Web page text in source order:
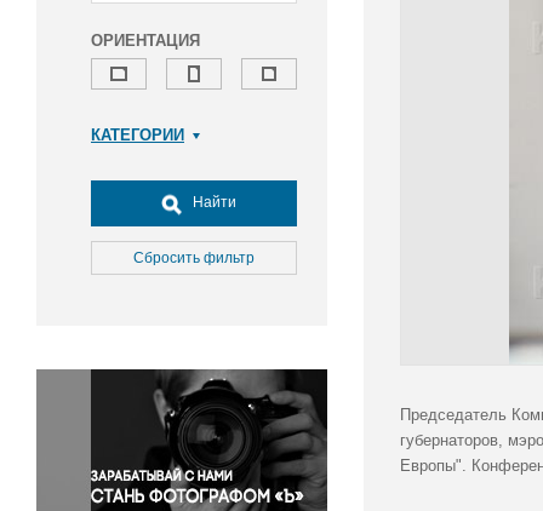
ОРИЕНТАЦИЯ
КАТЕГОРИИ
Досуг, туризм и отдых
Культура
Медицина
Окружающая среда
Политика
Правосудие
Происшествия и конфликты
Религия
Найти
Сбросить фильтр
Председатель
губернаторов,
Европы".